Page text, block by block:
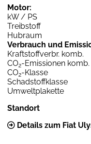
Motor:
kW / PS
Treibstoff
Hubraum
Verbrauch und
Kraftstoffverbr. komb.
CO2-Emissionen komb.
CO2-Klasse
Schadstoffklasse
Umweltplakette
Standort
Details zum Fiat